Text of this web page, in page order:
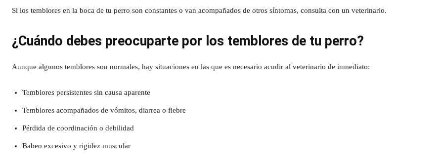
Si los temblores en la boca de tu perro son constantes o van acompañados de otros síntomas, consulta con un veterinario.
¿Cuándo debes preocuparte por los temblores de tu perro?
Aunque algunos temblores son normales, hay situaciones en las que es necesario acudir al veterinario de inmediato:
Temblores persistentes sin causa aparente
Temblores acompañados de vómitos, diarrea o fiebre
Pérdida de coordinación o debilidad
Babeo excesivo y rigidez muscular